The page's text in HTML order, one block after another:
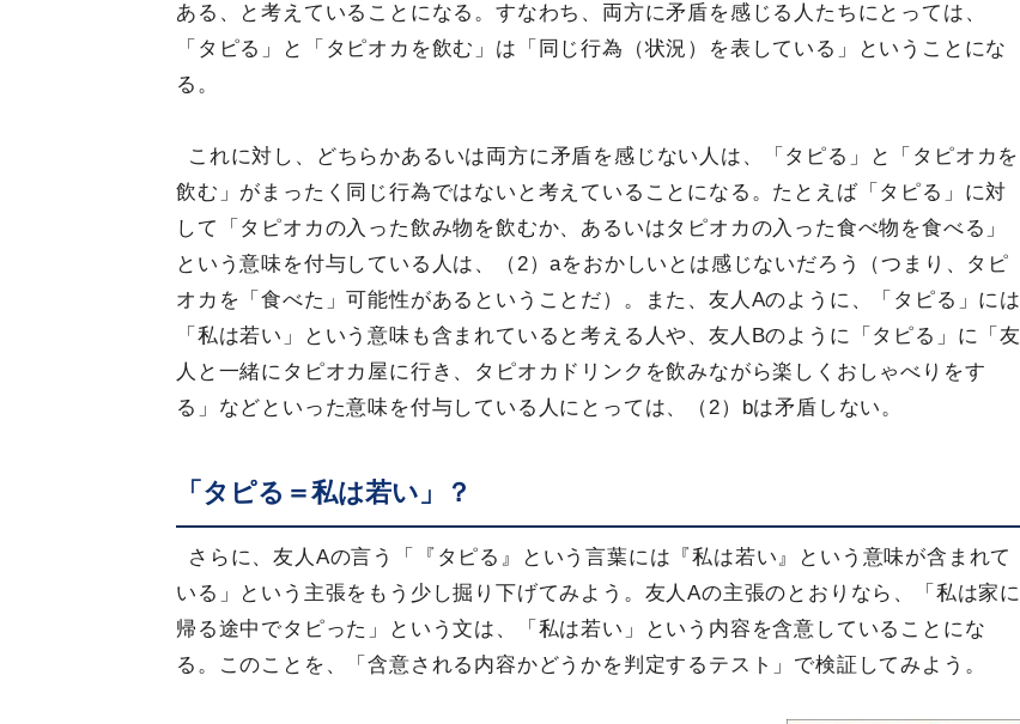
ある、と考えていることになる。すなわち、両方に矛盾を感じる人たちにとっては、
「タピる」と「タピオカを飲む」は「同じ行為（状況）を表している」ということにな
る。
これに対し、どちらかあるいは両方に矛盾を感じない人は、「タピる」と「タピオカを
飲む」がまったく同じ行為ではないと考えていることになる。たとえば「タピる」に対
して「タピオカの入った飲み物を飲むか、あるいはタピオカの入った食べ物を食べる」
という意味を付与している人は、（2）aをおかしいとは感じないだろう（つまり、タピ
オカを「食べた」可能性があるということだ）。また、友人Aのように、「タピる」には
「私は若い」という意味も含まれていると考える人や、友人Bのように「タピる」に「友
人と一緒にタピオカ屋に行き、タピオカドリンクを飲みながら楽しくおしゃべりをす
る」などといった意味を付与している人にとっては、（2）bは矛盾しない。
「タピる＝私は若い」？
さらに、友人Aの言う「『タピる』という言葉には『私は若い』という意味が含まれて
いる」という主張をもう少し掘り下げてみよう。友人Aの主張のとおりなら、「私は家に
帰る途中でタピった」という文は、「私は若い」という内容を含意していることにな
る。このことを、「含意される内容かどうかを判定するテスト」で検証してみよう。